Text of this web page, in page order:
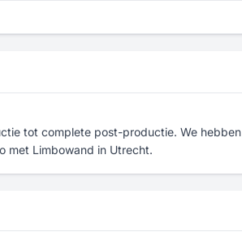
tot complete post-productie. We hebben
met Limbowand in Utrecht.